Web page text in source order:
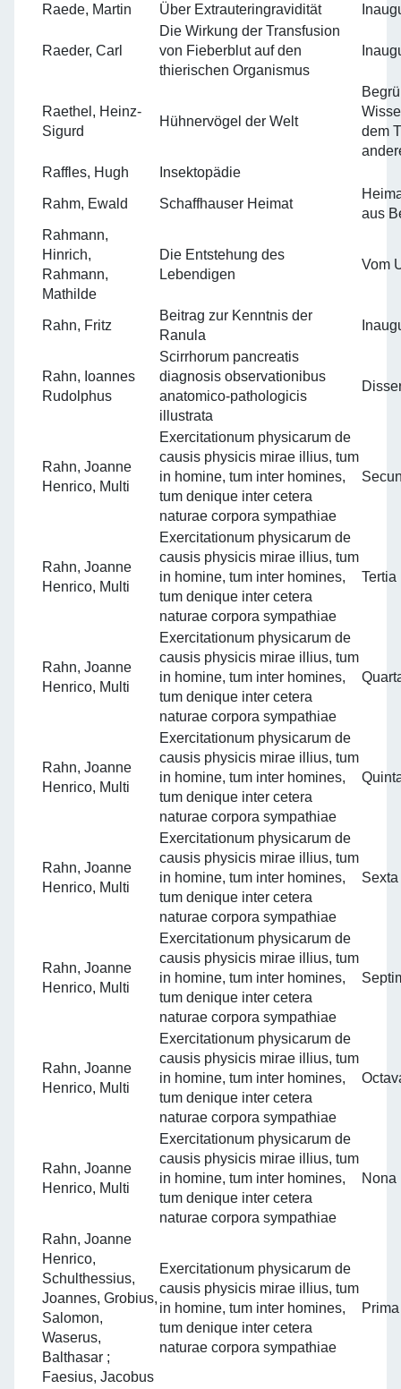
Raede, Martin
Über Extrauteringravidität
Raeder, Carl
Die Wirkung der Transfusion
von Fieberblut auf den
thierischen Organismus
Raethel, Heinz-
Sigurd
Hühnervögel der Welt
dem
Raffles, Hugh
Insektopädie
Rahm, Ewald Schaffhauser Heimat
aus
Rahmann,
Hinrich,
Rahmann,
Mathilde
Die Entstehung des
Lebendigen
Vom
Rahn, Fritz
Beitrag zur Kenntnis der
Ranula
Rahn, Ioannes
Rudolphus
Scirrhorum pancreatis
diagnosis observationibus
anatomico-pathologicis
illustrata
Rahn, Joanne
Henrico, Multi
Exercitationum physicarum de
causis physicis mirae illius, tum
in homine, tum inter homines,
tum denique inter cetera
naturae corpora sympathiae
Rahn, Joanne
Henrico, Multi
Exercitationum physicarum de
causis physicis mirae illius, tum
in homine, tum inter homines,
tum denique inter cetera
naturae corpora sympathiae
Tertia
Rahn, Joanne
Henrico, Multi
Exercitationum physicarum de
causis physicis mirae illius, tum
in homine, tum inter homines,
tum denique inter cetera
naturae corpora sympathiae
Rahn, Joanne
Henrico, Multi
Exercitationum physicarum de
causis physicis mirae illius, tum
in homine, tum inter homines,
tum denique inter cetera
naturae corpora sympathiae
Rahn, Joanne
Henrico, Multi
Exercitationum physicarum de
causis physicis mirae illius, tum
in homine, tum inter homines,
tum denique inter cetera
naturae corpora sympathiae
Sexta
Rahn, Joanne
Henrico, Multi
Exercitationum physicarum de
causis physicis mirae illius, tum
in homine, tum inter homines,
tum denique inter cetera
naturae corpora sympathiae
Rahn, Joanne
Henrico, Multi
Exercitationum physicarum de
causis physicis mirae illius, tum
in homine, tum inter homines,
tum denique inter cetera
naturae corpora sympathiae
Rahn, Joanne
Henrico, Multi
Exercitationum physicarum de
causis physicis mirae illius, tum
in homine, tum inter homines,
tum denique inter cetera
naturae corpora sympathiae
Nona
Rahn, Joanne
Henrico,
Schulthessius,
Joannes, Grobius,
Salomon,
Waserus,
Balthasar ;
Faesius, Jacobus
Exercitationum physicarum de
causis physicis mirae illius, tum
in homine, tum inter homines,
tum denique inter cetera
naturae corpora sympathiae
Prima